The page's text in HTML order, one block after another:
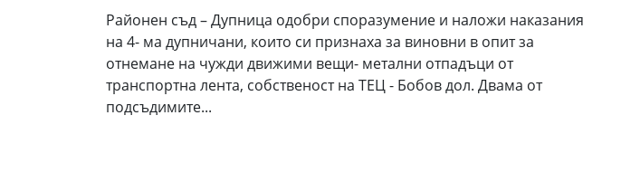
Районен съд – Дупница одобри споразумение и наложи наказания
на 4- ма дупничани, които си признаха за виновни в опит за
отнемане на чужди движими вещи- метални отпадъци от
транспортна лента, собственост на ТЕЦ - Бобов дол. Двама от
подсъдимите...